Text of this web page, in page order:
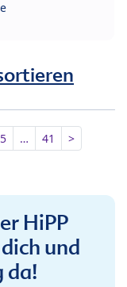
5 … 41 >
HiPP
und
da!